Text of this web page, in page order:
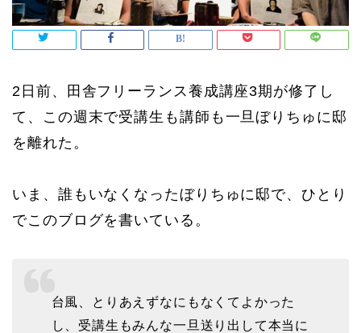
2日前、田舎フリーランス養成講座3期が修了し
て、この週末で受講生も講師も一旦ぼりちゅに邸
を離れた。
いま、誰もいなくなったぼりちゅに邸で、ひとり
でこのブログを書いている。
台風、とりあえずなにもなくてよかった
し、受講生もみんな一旦送り出して本当に